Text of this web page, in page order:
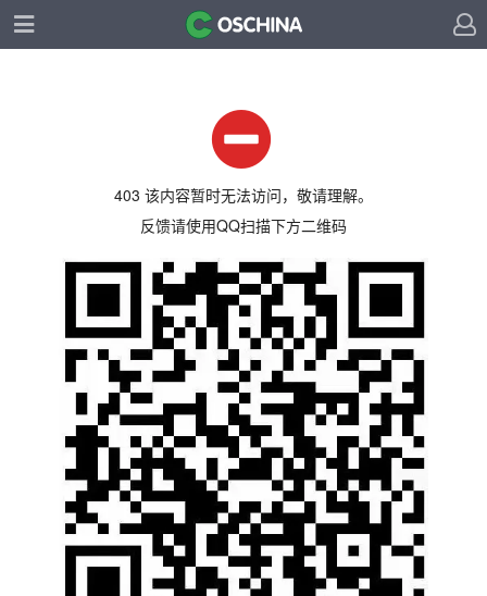
403 该内容暂时无法访问，敬请理解。
反馈请使用QQ扫描下方二维码